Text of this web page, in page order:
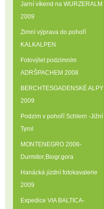
Jarní víkend na WURZERALM
2009
Zimní výprava do pohoří
KALKALPEN
Fotovýlet podzimním
ADRŠPACHEM 2008
BERCHTESGADENSKÉ ALPY
2009
Podzim v pohoří Schlern -Jižní
Tyrol
MONTENEGRO 2008-
Durmitor‚Biogr.gora
Hanácká jízdní fotokavalerie
2009
Expedice VIA BALTICA-